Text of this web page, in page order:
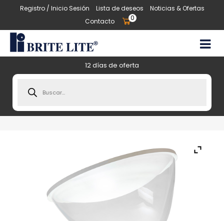
Registro / Inicio Sesión Lista de deseos
Noticias & Ofertas
Contacto
0
12 días de oferta
search